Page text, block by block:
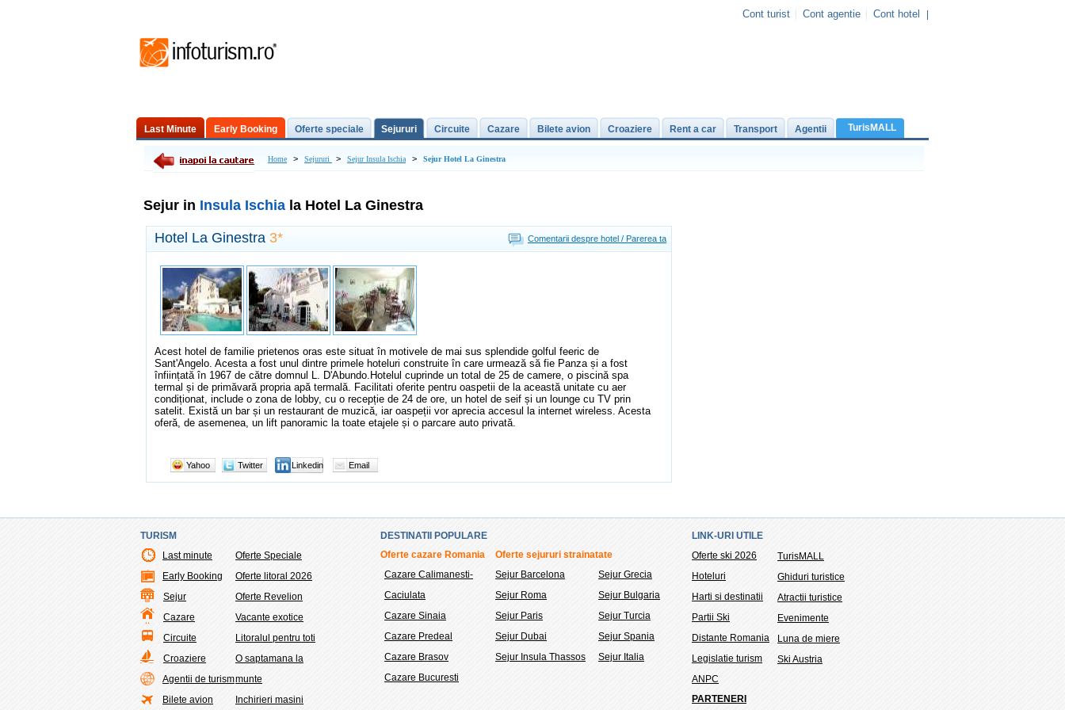
Cont turist Cont agentie Cont hotel
Last Minute Early Booking Oferte speciale Sejururi Circuite Cazare Bilete avion Croaziere Rent a car Transport Agentii TurisMALL
Excursii de o zi Home > Sejururi > Sejur Insula Ischia > Sejur Hotel La Ginestra
Sejur in Insula Ischia la Hotel La Ginestra
Comentarii despre hotel / Parerea ta
Hotel La Ginestra 3*
Acest hotel de familie prietenos oras este situat în motivele de mai sus splendide golful feeric de
Sant'Angelo. Acesta a fost unul dintre primele hoteluri construite în care urmează să fie Panza și a fost
înființată în 1967 de către domnul L. D'Abundo.Hotelul cuprinde un total de 25 de camere, o piscină spa
termal și de primăvară propria apă termală. Facilitati oferite pentru oaspetii de la această unitate cu aer
condiționat, include o zona de lobby, cu o recepție de 24 de ore, un hotel de seif și un lounge cu TV prin
satelit. Există un bar și un restaurant de muzică, iar oaspeții vor aprecia accesul la internet wireless. Acesta
oferă, de asemenea, un lift panoramic la toate etajele și o parcare auto privată.
Yahoo Twitter Linkedin Email
TURISM
Last minute
Early Booking
Sejur
Cazare
Circuite
Croaziere
Agentii de turism
Bilete avion
Oferte Speciale
Oferte litoral 2026
Oferte Revelion
Vacante exotice
Litoralul pentru toti
O saptamana la
munte
Inchirieri masini
DESTINATII POPULARE
Oferte cazare Romania
Oferte sejururi strainatate
Cazare Calimanesti-
Caciulata
Cazare Sinaia
Cazare Predeal
Cazare Brasov
Cazare Bucuresti
Sejur Barcelona
Sejur Roma
Sejur Paris
Sejur Dubai
Sejur Insula Thassos
Sejur Grecia
Sejur Bulgaria
Sejur Turcia
Sejur Spania
Sejur Italia
LINK-URI UTILE
Oferte ski 2026
Hoteluri
Harti si destinatii
Partii Ski
Distante Romania
Legislatie turism
ANPC
TurisMALL
Ghiduri turistice
Atractii turistice
Evenimente
Luna de miere
Ski Austria
PARTENERI